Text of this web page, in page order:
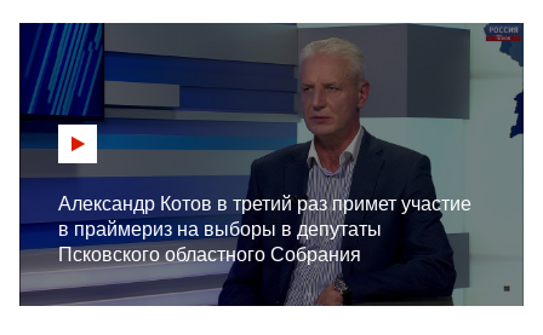
Александр Котов в третий раз примет участие
в праймериз на выборы в депутаты
Псковского областного Собрания